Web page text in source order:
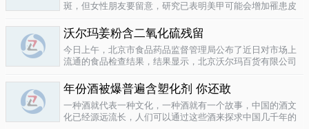
斑，但女性朋友要留意，研究已表明美甲可能会增加罹患皮
美甲很受欢迎是因为它可以防止指甲断裂。但专家表示，美
甲过程中用以硬化凝胶的光疗..
沃尔玛姜粉含二氧化硫残留
今日上午，北京市食品药品监督管理局公布了近日对市场上
流通的食品检查结果，结果显示，北京沃尔玛百货有限公司
款小食品甜蜜素超标。二氧化硫在我国禁止用于姜粉这类食
物，据市食药监局食品安全专家介绍..
年份酒被爆普遍含塑化剂 你还敢
一种酒就代表一种文化，一种酒就有一个故事，中国的酒文
化已经源远流长，人们可以通过这些酒来探求中国几千年的